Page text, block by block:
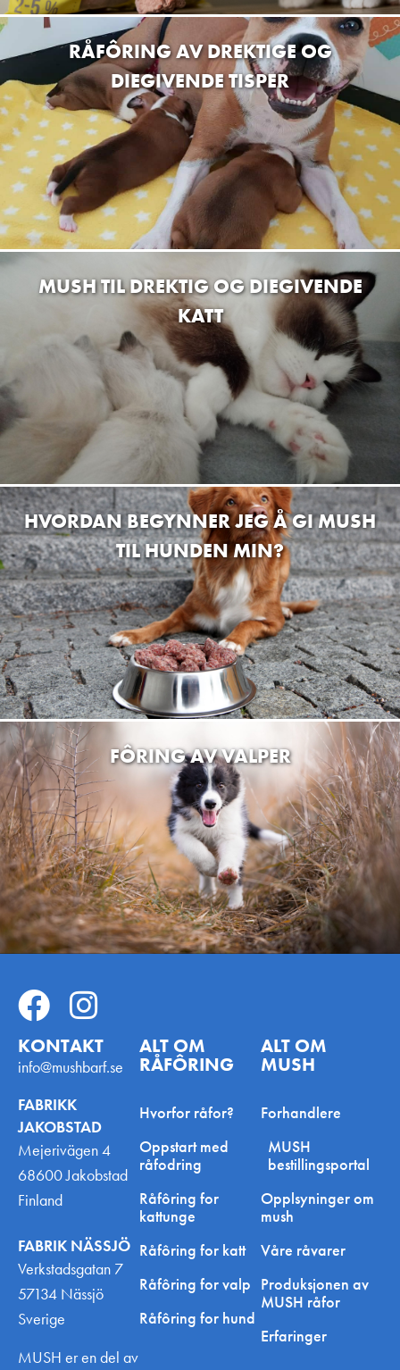
RÅFÔRING AV DREKTIGE OG
DIEGIVENDE TISPER
MUSH TIL DREKTIG OG DIEGIVENDE
KATT
HVORDAN BEGYNNER JEG Å GI MUSH
TIL HUNDEN MIN?
FÔRING AV VALPER
KONTAKT
info@mushbarf.se
FABRIKK
JAKOBSTAD
Mejerivägen 4
68600 Jakobstad
Finland
FABRIK NÄSSJÖ
Verkstadsgatan 7
57134 Nässjö
Sverige
MUSH er en del av
ALT OM
RÅFÔRING
Hvorfor råfor?
Oppstart med
råfodring
Råfôring for
kattunge
Råfôring for katt
Råfôring for valp
Råfôring for hund
ALT OM
MUSH
Forhandlere
MUSH
bestillingsportal
Opplsyninger om
mush
Våre råvarer
Produksjonen av
MUSH råfor
Erfaringer